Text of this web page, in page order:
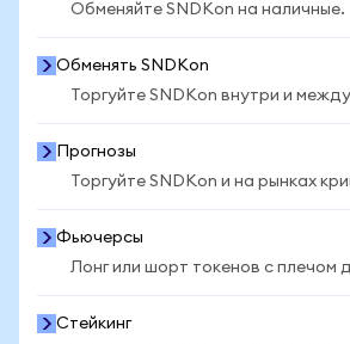
Обменяйте SNDKon на наличные.
Обменять SNDKon
Торгуйте SNDKon внутри и
Прогнозы
Торгуйте SNDKon и на рынках
Фьючерсы
Лонг или шорт токенов с плечом
Стейкинг